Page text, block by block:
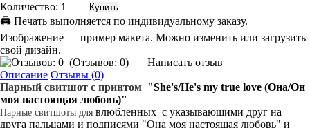
Количество:
🖨 Печать выполняется по индивидуальному заказу.
Изображение — пример макета. Можно изменить или загрузить
свой дизайн.
(Отзывов: 0) |
Написать отзыв
Описание Отзывы (0)
Парный свитшот с принтом "She's/He's my true love (Она/Он
моя настоящая любовь)"
Парные свитшоты для влюбленных с указывающими друг на
друга пальцами и подписями "Она моя настоящая любовь" и